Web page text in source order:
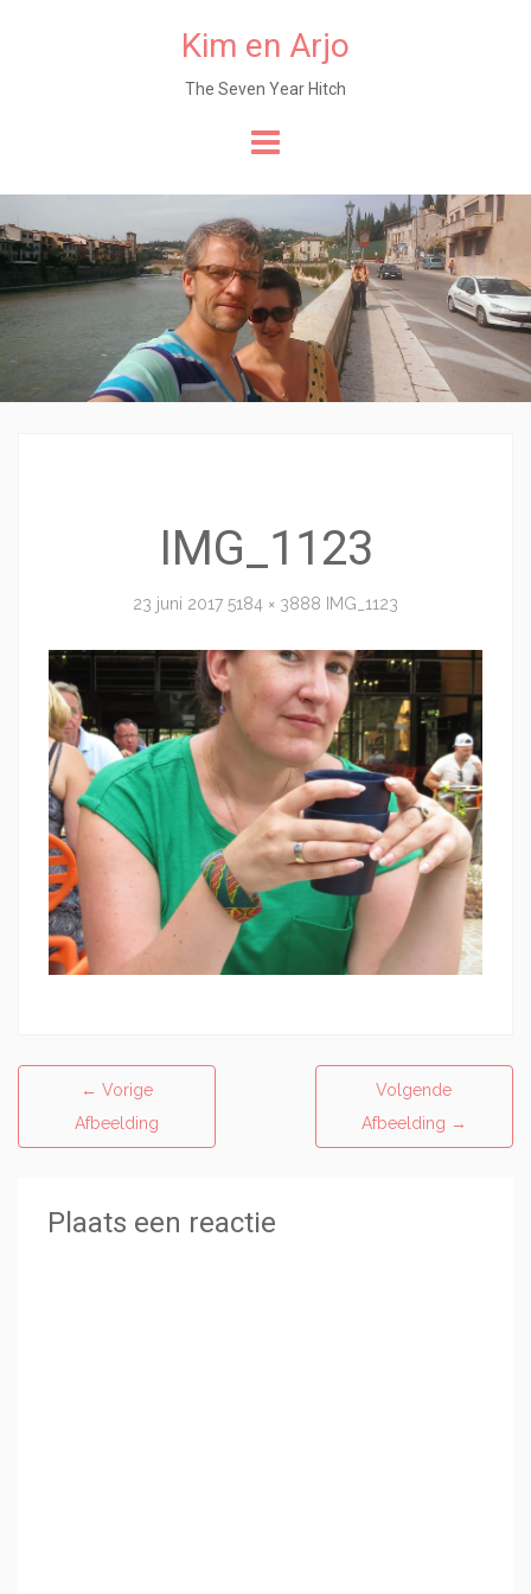
Kim en Arjo
The Seven Year Hitch
content
IMG_1123
23 juni 2017 5184 × 3888 IMG_1123
← Vorige
Afbeelding
Volgende
Afbeelding →
Plaats een reactie